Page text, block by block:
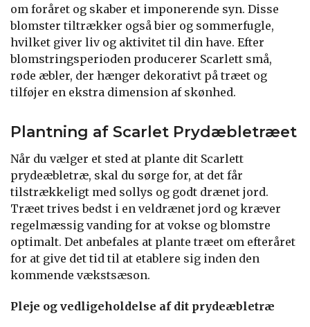
om foråret og skaber et imponerende syn. Disse
blomster tiltrækker også bier og sommerfugle,
hvilket giver liv og aktivitet til din have. Efter
blomstringsperioden producerer Scarlett små,
røde æbler, der hænger dekorativt på træet og
tilføjer en ekstra dimension af skønhed.
Plantning af Scarlet Prydæbletræet
Når du vælger et sted at plante dit Scarlett
prydeæbletræ, skal du sørge for, at det får
tilstrækkeligt med sollys og godt drænet jord.
Træet trives bedst i en veldrænet jord og kræver
regelmæssig vanding for at vokse og blomstre
optimalt. Det anbefales at plante træet om efteråret
for at give det tid til at etablere sig inden den
kommende vækstsæson.
Pleje og vedligeholdelse af dit prydeæbletræ